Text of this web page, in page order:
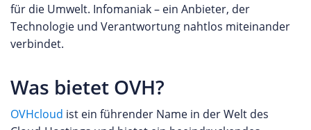
für die Umwelt. Infomaniak – ein Anbieter, der
Technologie und Verantwortung nahtlos miteinander
verbindet.
Was bietet OVH?
OVHcloud ist ein führender Name in der Welt des